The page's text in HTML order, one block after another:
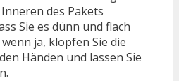
des Pakets
Sie es dünn und flach
ja, klopfen Sie die
Händen und lassen Sie